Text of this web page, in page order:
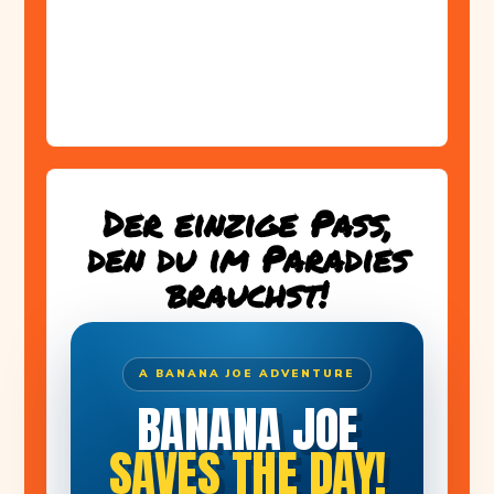
Der einzige Pass,
den du im Paradies
brauchst!
A BANANA JOE ADVENTURE
BANANA JOE
SAVES THE DAY!